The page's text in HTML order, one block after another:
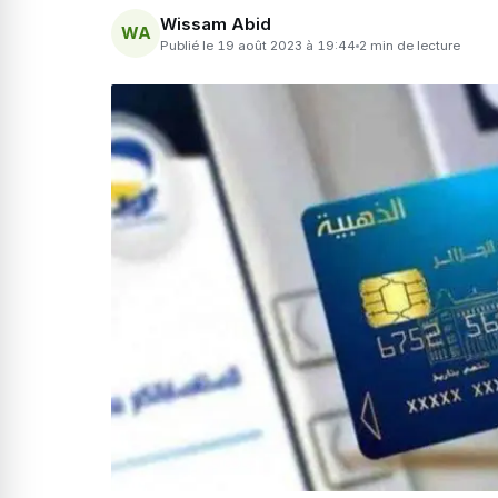
WA Wissam Abid
Publié le 19 août 2023 à 19:44 2 min de lecture